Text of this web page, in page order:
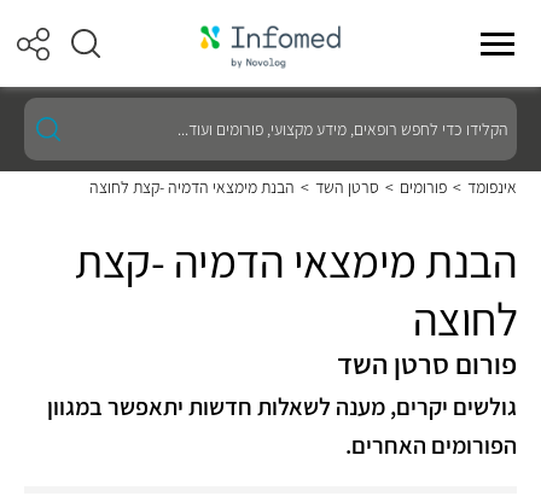
הקלידו
כדי
לחפש
רופאים,
מידע
ועוד...
אינפומד > פורומים > סרטן השד > הבנת מימצאי הדמיה -קצת לחוצה
הבנת מימצאי הדמיה -קצת
לחוצה
פורום סרטן השד
גולשים יקרים, מענה לשאלות חדשות יתאפשר במגוון
הפורומים האחרים.